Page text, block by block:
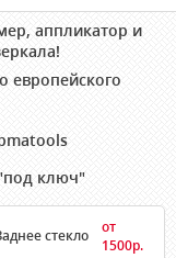
аппликатор и
европейского
ключ"
стекло
от
1500р.